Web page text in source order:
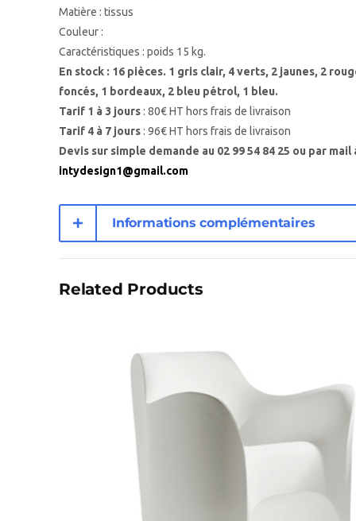
Matière : tissus
Couleur :
Caractéristiques : poids 15 kg.
En stock : 16 pièces. 1 gris clair, 4 verts, 2 jaunes, 2
foncés, 1 bordeaux, 2 bleu pétrol, 1 bleu.
Tarif 1 à 3 jours : 80€ HT hors frais de livraison
Tarif 4 à 7 jours : 96€ HT hors frais de livraison
Devis sur simple demande au 02 99 54 84 25 ou par mail
intydesign1@gmail.com
Informations complémentaires
Related Products